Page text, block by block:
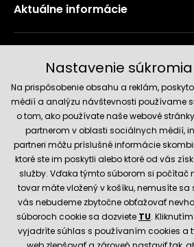
Aktuálne informácie
Spoľahlivý obchod
Nastavenie
Na prispôsobenie obsahu a reklám,
médií a analýzu návštevnosti používame
o tom, ako používate naše webové
partnerom v oblasti sociálnych médií,
partneri môžu príslušné informácie
ktoré ste im poskytli alebo ktoré od vás
služby. Vďaka týmto súborom si
tovar máte vložený v košíku, nemusíte
vás nebudeme zbytočne obťažovať
súboroch cookie sa dozviete TU.
vyjadríte súhlas s používaním cookies a